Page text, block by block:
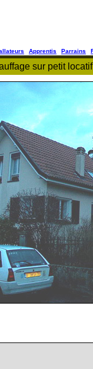
Apprentis Parrains
sur petit